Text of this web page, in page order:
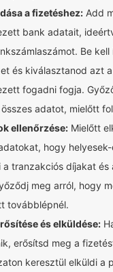
a fizetéshez: Add
bank adatait,
Be
és kiválasztanod azt
fogadni fogja.
adatot, mielőtt
ellenőrzése: Mielőtt
hogy
a tranzakciós díjakat és
meg arról, hogy
továbblépnél.
és elküldése:
erősítsd meg a
keresztül elküldi a